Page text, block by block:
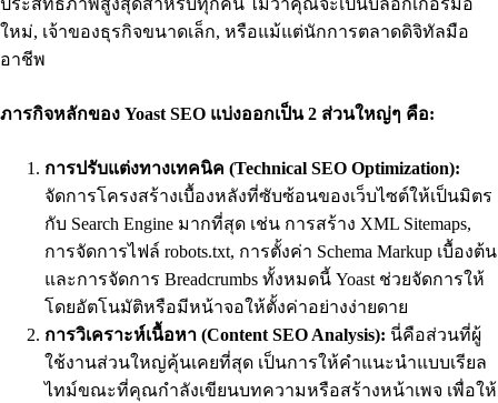
ใหม่, เจ้าของธุรกิจขนาดเล็ก, หรือแม้แต่นักการตลาดดิจิทัลมือ
อาชีพ
ภารกิจหลักของ Yoast SEO แบ่งออกเป็น 2 ส่วนใหญ่ๆ คือ:
การปรับแต่งทางเทคนิค (Technical SEO Optimization):
จัดการโครงสร้างเบื้องหลังที่ซับซ้อนของเว็บไซต์ให้เป็นมิตร
กับ Search Engine มากที่สุด เช่น การสร้าง XML Sitemaps,
การจัดการไฟล์ robots.txt, การตั้งค่า Schema Markup เบื้องต้น
และการจัดการ Breadcrumbs ทั้งหมดนี้ Yoast ช่วยจัดการให้
โดยอัตโนมัติหรือมีหน้าจอให้ตั้งค่าอย่างง่ายดาย
การวิเคราะห์เนื้อหา (Content SEO Analysis): นี่คือส่วนที่ผู้
ใช้งานส่วนใหญ่คุ้นเคยที่สุด เป็นการให้คำแนะนำแบบเรียล
ไทม์ขณะที่คุณกำลังเขียนบทความหรือสร้างหน้าเพจ เพื่อให้